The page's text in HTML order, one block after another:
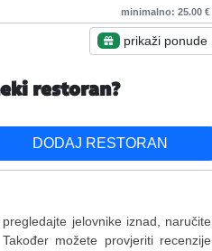
minimalno: 25.00 €
prikaži ponude
restoran?
DODAJ RESTORAN
jelovnike iznad, naručite
možete provjeriti recenzije